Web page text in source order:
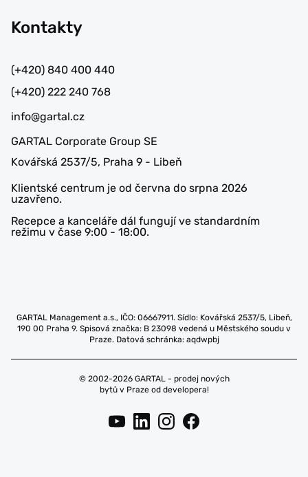
Kontakty
(+420) 840 400 440
(+420) 222 240 768
info@gartal.cz
GARTAL Corporate Group SE
Kovářská 2537/5, Praha 9 - Libeň
Klientské centrum je od června do srpna 2026
uzavřeno.
Recepce a kanceláře dál fungují ve standardním
režimu v čase 9:00 - 18:00.
GARTAL Management a.s., IČO: 06667911. Sídlo: Kovářská 2537/5, Libeň,
190 00 Praha 9. Spisová značka: B 23098 vedená u Městského soudu v
Praze. Datová schránka: aqdwpbj
© 2002-2026 GARTAL - prodej nových
bytů v Praze od developera!